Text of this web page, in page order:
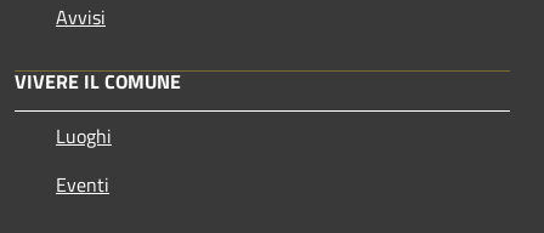
Avvisi
VIVERE IL COMUNE
Luoghi
Eventi